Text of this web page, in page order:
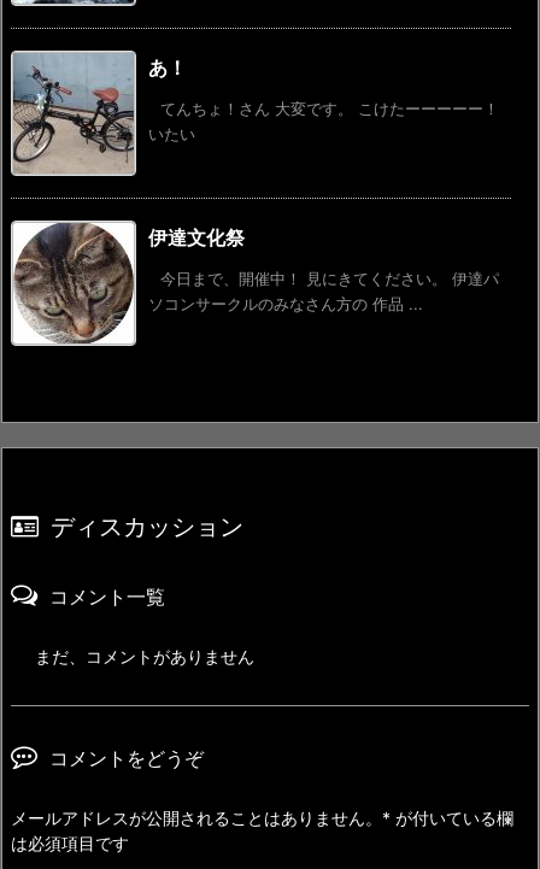
あ！
てんちょ！さん 大変です。 こけたーーーーー！
いたい
伊達文化祭
今日まで、開催中！ 見にきてください。 伊達パ
ソコンサークルのみなさん方の 作品 ...
ディスカッション
コメント一覧
まだ、コメントがありません
コメントをどうぞ
メールアドレスが公開されることはありません。 * が付いている欄
は必須項目です